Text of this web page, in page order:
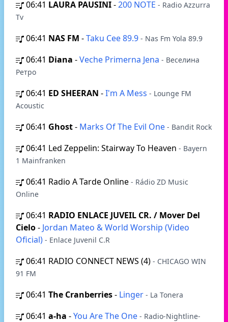
06:41 LAURA PAUSINI-200 NOTE - Radio Azzurra
Tv
06:41 NAS FM -Taku Cee 89.9 - Nas Fm Yola 89.9
06:41 Diana -Veche Primerna Jena - Веселина
Ретро
06:41 ED SHEERAN -I'm A Mess - Lounge FM
Acoustic
06:41 Ghost- Marks Of The Evil One - Bandit Rock
06:41 Led Zeppelin: Stairway To Heaven - Bayern
1 Mainfranken
06:41 Radio A Tarde Online - Rádio ZD Music
Online
06:41 RADIO ENLACE JUVEIL CR. / Mover Del
Cielo- Jordan Mateo & World Worship (Video
Oficial) - Enlace Juvenil C.R
06:41 RADIO CONNECT NEWS (4) - CHICAGO WIN
91 FM
06:41 The Cranberries- Linger - La Tonera
06:41 a-ha -You Are The One - Radio-Nightline-